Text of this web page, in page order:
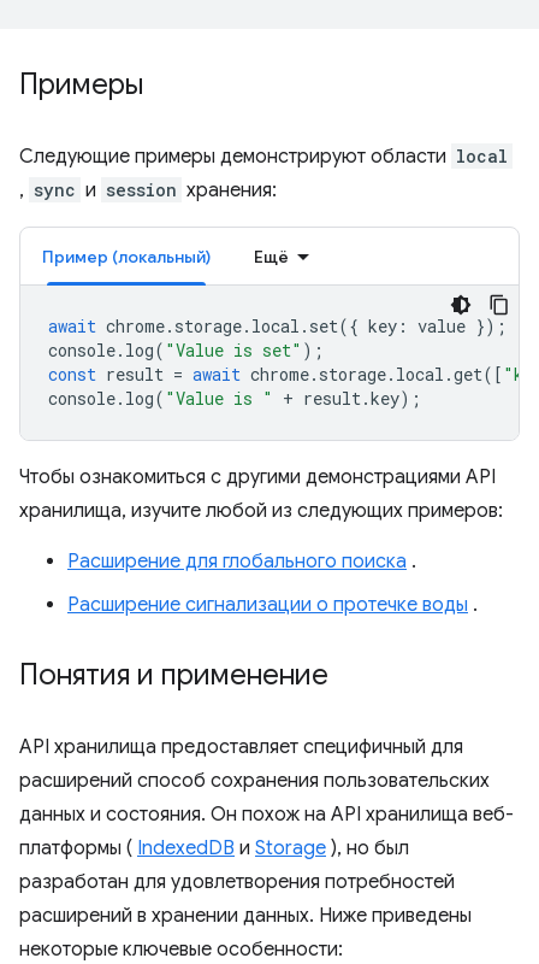
Примеры
Следующие примеры демонстрируют области local
, sync и session хранения:
Пример (локальный) Ещё
await chrome. storage. local . set({ key : value });
console. log( "Value is set" );
const result = await chrome. storage. local .get([
console. log( "Value is " + result.key);
Чтобы ознакомиться с другими демонстрациями API
хранилища, изучите любой из следующих примеров:
Расширение для глобального поиска .
Расширение сигнализации о протечке воды .
Понятия и применение
API хранилища предоставляет специфичный для
расширений способ сохранения пользовательских
данных и состояния. Он похож на API хранилища веб-
платформы ( IndexedDB и Storage ), но был
разработан для удовлетворения потребностей
расширений в хранении данных. Ниже приведены
некоторые ключевые особенности: